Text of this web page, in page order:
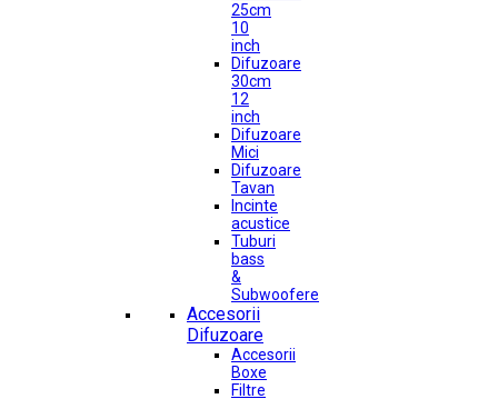
25cm
10
inch
Difuzoare
30cm
12
inch
Difuzoare
Mici
Difuzoare
Tavan
Incinte
acustice
Tuburi
bass
&
Subwoofere
Accesorii
Difuzoare
Accesorii
Boxe
Filtre